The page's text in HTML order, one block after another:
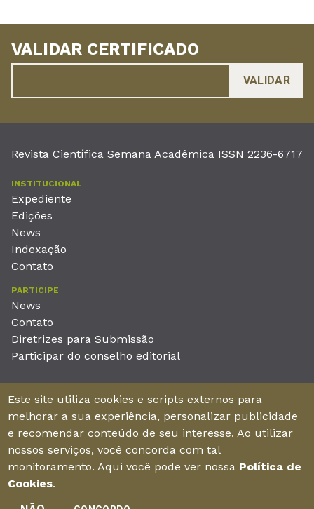
VALIDAR CERTIFICADO
Revista Científica Semana Acadêmica ISSN 2236-6717
INSTITUCIONAL
Expediente
Edições
News
Indexação
Contato
PARTICIPE
News
Contato
Diretrizes para Submissão
Participar do conselho editorial
Unieducar Inteligência Educacional Ltda
CNPJ: 05.569.970/0001-26
Av. Desembargador Moreira, No. 2001 – 11º andar - Bairro
Aldeota
Fortaleza – Ceará - Brasil - CEP 60170-001
Este site utiliza cookies e scripts externos para
melhorar a sua experiência, personalizar publicidade
e recomendar conteúdo de seu interesse. Ao utilizar
nossos serviços, você concorda com tal
monitoramento. Aqui você pode ver nossa Política de
Cookies.